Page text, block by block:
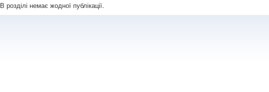
В розділі немає жодної публікації.